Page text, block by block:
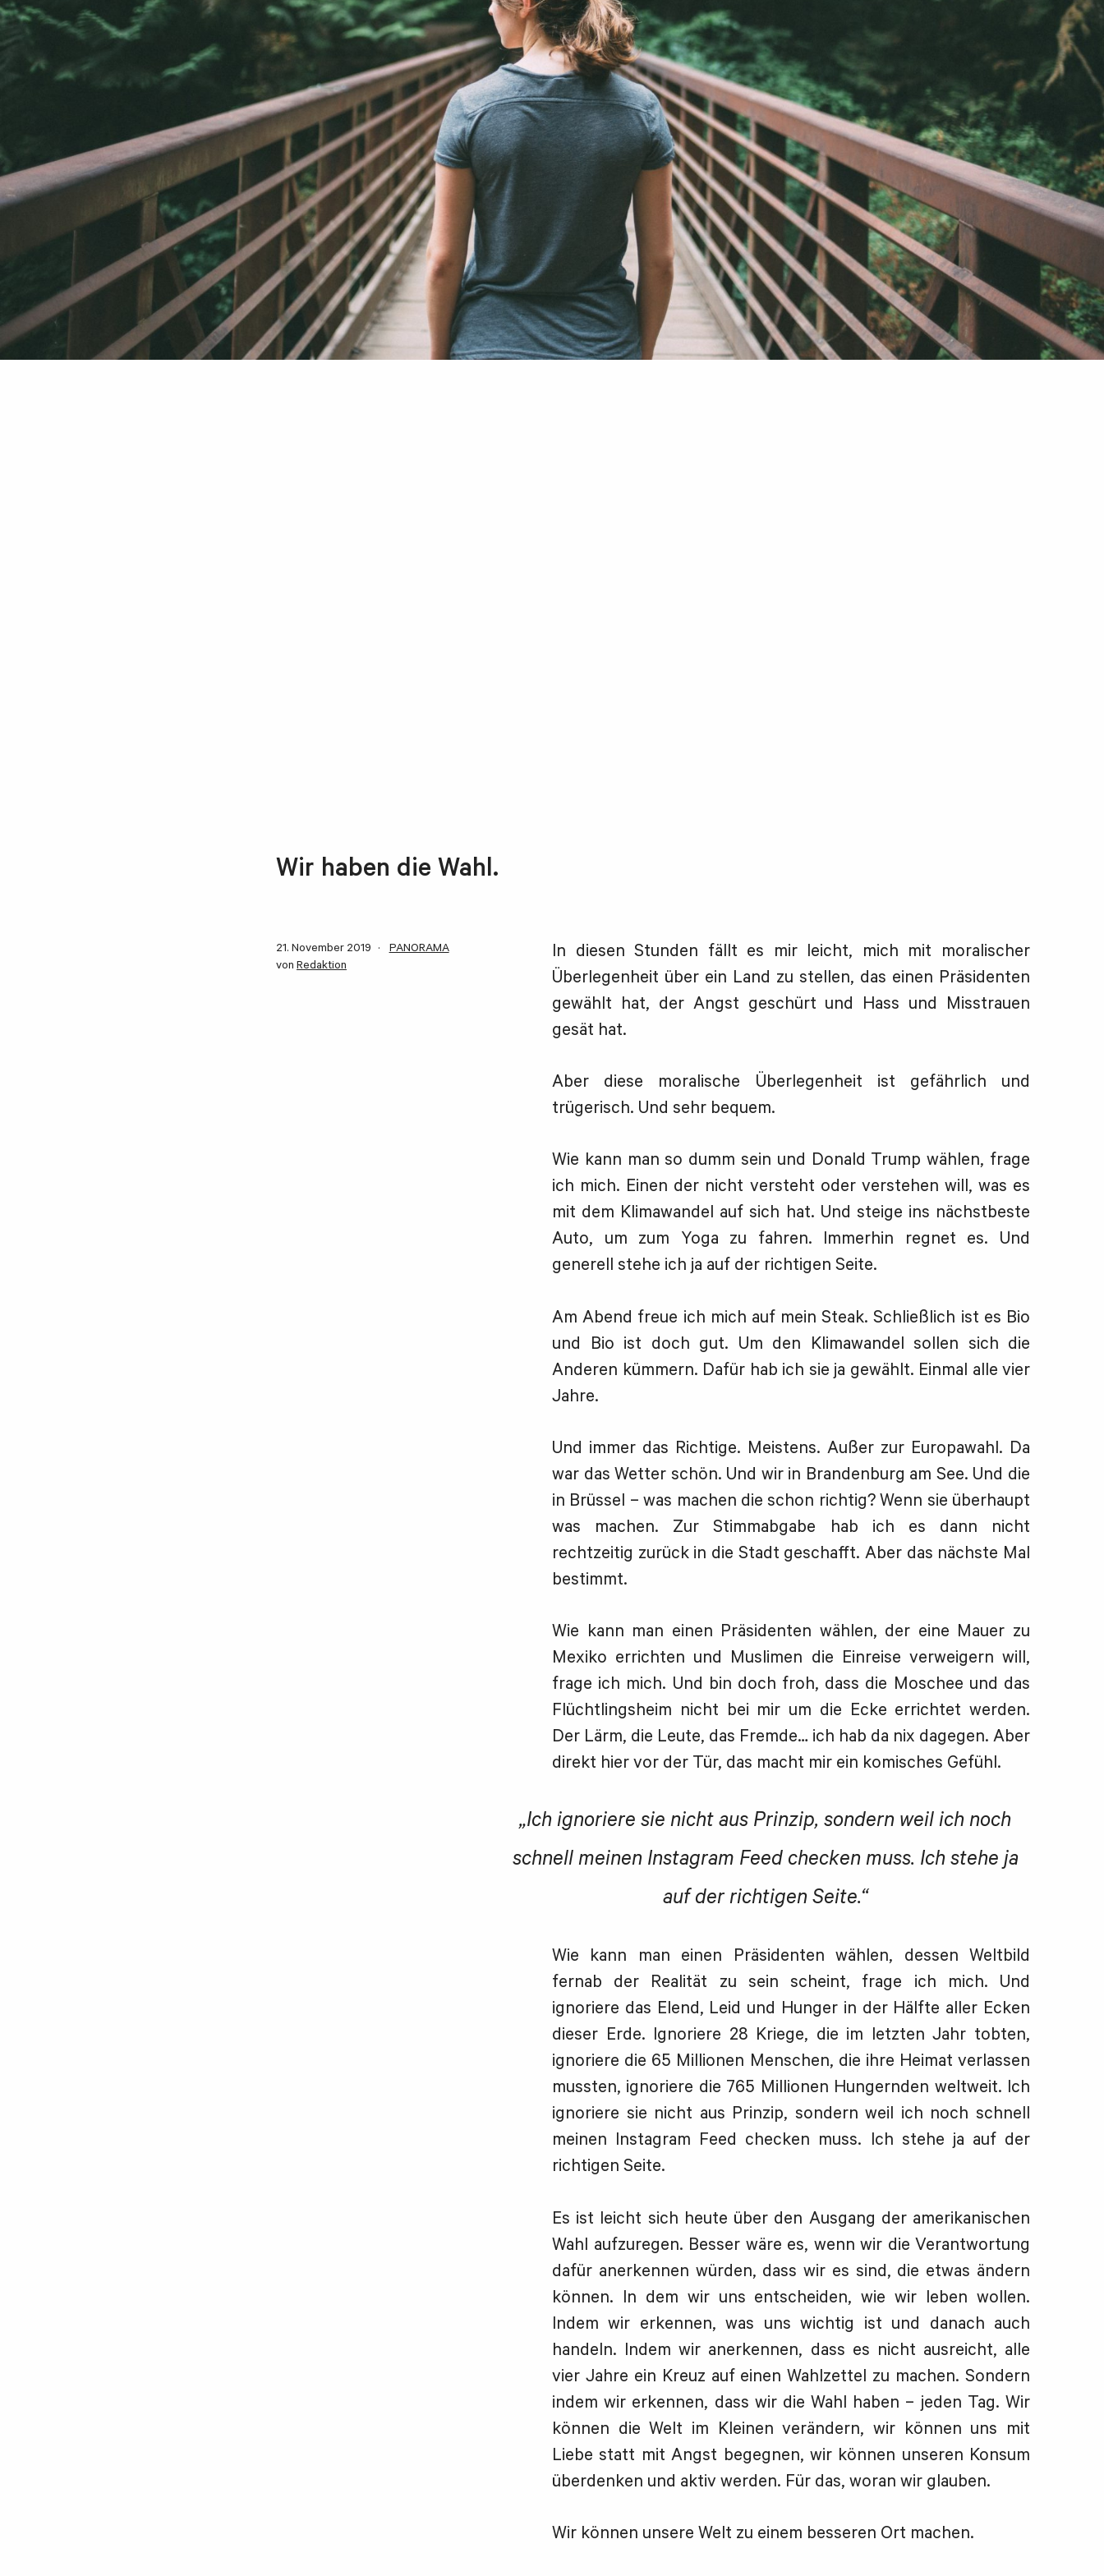
Wir haben die Wahl.
21. November 2019
PANORAMA
von Redaktion
In diesen Stunden fällt es mir leicht, mich mit moralischer
Überlegenheit über ein Land zu stellen, das einen Präsidenten
gewählt hat, der Angst geschürt und Hass und Misstrauen
gesät hat.
Aber diese moralische Überlegenheit ist gefährlich und
trügerisch. Und sehr bequem.
Wie kann man so dumm sein und Donald Trump wählen, frage
ich mich. Einen der nicht versteht oder verstehen will, was es
mit dem Klimawandel auf sich hat. Und steige ins nächstbeste
Auto, um zum Yoga zu fahren. Immerhin regnet es. Und
generell stehe ich ja auf der richtigen Seite.
Am Abend freue ich mich auf mein Steak. Schließlich ist es Bio
und Bio ist doch gut. Um den Klimawandel sollen sich die
Anderen kümmern. Dafür hab ich sie ja gewählt. Einmal alle vier
Jahre.
Und immer das Richtige. Meistens. Außer zur Europawahl. Da
war das Wetter schön. Und wir in Brandenburg am See. Und die
in Brüssel – was machen die schon richtig? Wenn sie überhaupt
was machen. Zur Stimmabgabe hab ich es dann nicht
rechtzeitig zurück in die Stadt geschafft. Aber das nächste Mal
bestimmt.
Wie kann man einen Präsidenten wählen, der eine Mauer zu
Mexiko errichten und Muslimen die Einreise verweigern will,
frage ich mich. Und bin doch froh, dass die Moschee und das
Flüchtlingsheim nicht bei mir um die Ecke errichtet werden.
Der Lärm, die Leute, das Fremde… ich hab da nix dagegen. Aber
direkt hier vor der Tür, das macht mir ein komisches Gefühl.
„Ich ignoriere sie nicht aus Prinzip, sondern weil ich noch
schnell meinen Instagram Feed checken muss. Ich stehe ja
auf der richtigen Seite.“
Wie kann man einen Präsidenten wählen, dessen Weltbild
fernab der Realität zu sein scheint, frage ich mich. Und
ignoriere das Elend, Leid und Hunger in der Hälfte aller Ecken
dieser Erde. Ignoriere 28 Kriege, die im letzten Jahr tobten,
ignoriere die 65 Millionen Menschen, die ihre Heimat verlassen
mussten, ignoriere die 765 Millionen Hungernden weltweit. Ich
ignoriere sie nicht aus Prinzip, sondern weil ich noch schnell
meinen Instagram Feed checken muss. Ich stehe ja auf der
richtigen Seite.
Es ist leicht sich heute über den Ausgang der amerikanischen
Wahl aufzuregen. Besser wäre es, wenn wir die Verantwortung
dafür anerkennen würden, dass wir es sind, die etwas ändern
können. In dem wir uns entscheiden, wie wir leben wollen.
Indem wir erkennen, was uns wichtig ist und danach auch
handeln. Indem wir anerkennen, dass es nicht ausreicht, alle
vier Jahre ein Kreuz auf einen Wahlzettel zu machen. Sondern
indem wir erkennen, dass wir die Wahl haben – jeden Tag. Wir
können die Welt im Kleinen verändern, wir können uns mit
Liebe statt mit Angst begegnen, wir können unseren Konsum
überdenken und aktiv werden. Für das, woran wir glauben.
Wir können unsere Welt zu einem besseren Ort machen.